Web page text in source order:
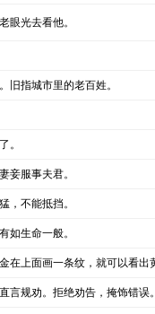
眼光去看他。
旧指城市里的老百姓。
。
妾服事夫君。
，不能抵挡。
如生命一般。
在上面画一条纹，就可以看
言规劝。拒绝劝告，掩饰错误